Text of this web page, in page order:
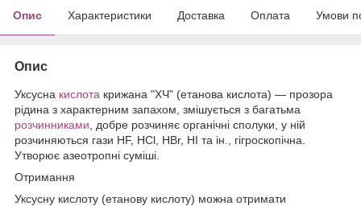
Опис Характеристики Доставка Оплата Умови
Опис
Уксусна кислота крижана "ХЧ" (етанова кислота) — прозора
рідина з характерним запахом, змішується з багатьма
розчинниками , добре розчиняє органічні сполуки, у ній
розчиняються гази HF, HCl, HBr, HI та ін., гігроскопічна.
Утворює азеотропні суміші.
Отримання
Уксусну кислоту (етанову кислоту) можна отримати